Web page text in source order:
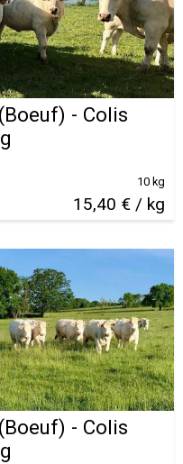
- Colis
15,40 € / kg
10 kg
- Colis